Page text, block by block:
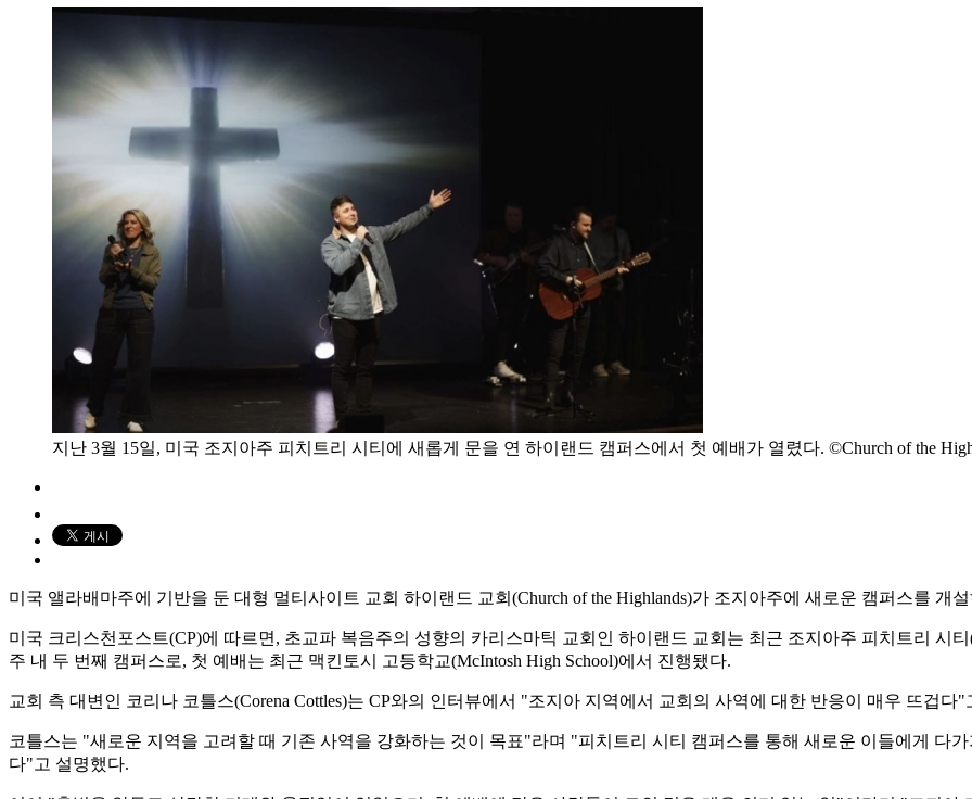
지난 3월 15일, 미국 조지아주 피치트리 시티에 새롭게 문을 연 하이랜드 캠퍼스에서 첫 예배가 열렸다. ©Church of the
미국 앨라배마주에 기반을 둔 대형 멀티사이트 교회 하이랜드 교회(Church of the Highlands)가 조지아주에 새로운 캠퍼스를 개
미국 크리스천포스트(CP)에 따르면, 초교파 복음주의 성향의 카리스마틱 교회인 하이랜드 교회는 최근 조지아주 피치트리 시
주 내 두 번째 캠퍼스로, 첫 예배는 최근 맥킨토시 고등학교(McIntosh High School)에서 진행됐다.
교회 측 대변인 코리나 코틀스(Corena Cottles)는 CP와의 인터뷰에서 "조지아 지역에서 교회의 사역에 대한 반응이 매우 뜨겁다
코틀스는 "새로운 지역을 고려할 때 기존 사역을 강화하는 것이 목표"라며 "피치트리 시티 캠퍼스를 통해 새로운 이들에게 다
다"고 설명했다.